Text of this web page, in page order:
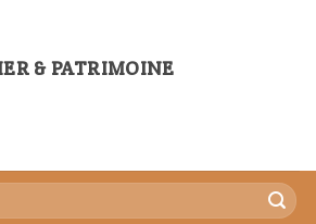
& PATRIMOINE